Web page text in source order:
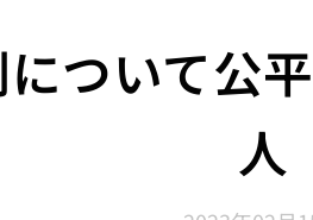
ついて公
人